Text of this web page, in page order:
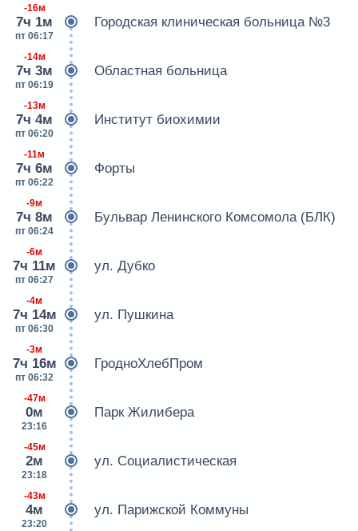
-16м
7ч 1м
пт 06:17
Городская клиническая больница №3
-14м
7ч 3м
пт 06:19
Областная больница
-13м
7ч 4м
пт 06:20
Институт биохимии
-11м
7ч 6м
пт 06:22
Форты
-9м
7ч 8м
пт 06:24
Бульвар Ленинского Комсомола (БЛК)
-6м
7ч 11м
пт 06:27
ул. Дубко
-4м
7ч 14м
пт 06:30
ул. Пушкина
-3м
7ч 16м
пт 06:32
ГродноХлебПром
-47м
0м
23:16
Парк Жилибера
-45м
2м
23:18
ул. Социалистическая
-43м
4м
23:20
ул. Парижской Коммуны